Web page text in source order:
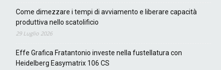
Come dimezzare i tempi di avviamento e liberare capacità
produttiva nello scatolificio
29 Luglio 2026
Effe Grafica Fratantonio investe nella fustellatura con
Heidelberg Easymatrix 106 CS